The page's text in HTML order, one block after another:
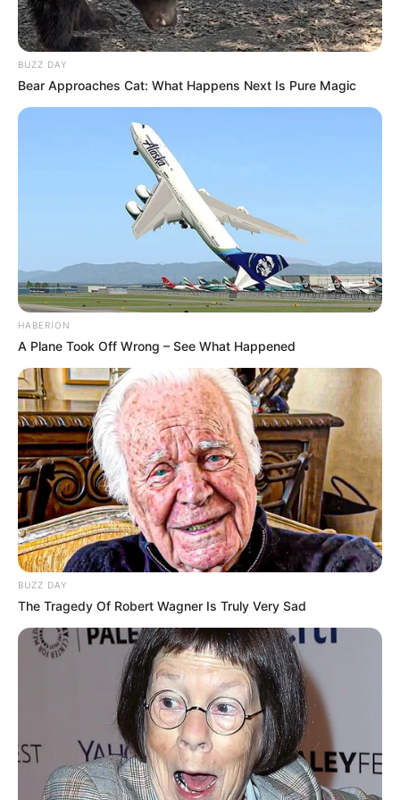
22:10 / 05 Avqust 2026
Bakıda MƏSCİD YANIR
21:39 / 05 Avqust 2026 MARAQLI
Bu restoranda müştərilər tamamilə
çılpaq nahar edirlər
84
BUZZ DAY
Bear Approaches Cat: What Happens Next Is Pure Magic
HABERION
A Plane Took Off Wrong – See What Happened
BUZZ DAY
The Tragedy Of Robert Wagner Is Truly Very Sad